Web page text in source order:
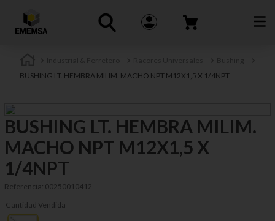
BUSHING LT. HEMBRA MILIM. MACHO NPT M12X1,5 X 1/4NPT
BUSHING LT. HEMBRA MILIM.
MACHO NPT M12X1,5 X
1/4NPT
Referencia: 00250010412
Cantidad Vendida